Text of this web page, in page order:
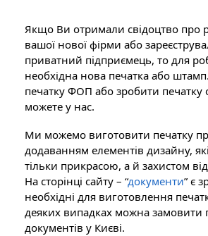
Якщо Ви отримали свідоцтво про
вашої нової фірми або
приватний підприємець, то для
необхідна нова печатка або
печатку ФОП або зробити печатку
можете у нас.
Ми можемо виготовити печатку
додаванням елементів дизайну,
тільки прикрасою, а й захистом
На сторінці сайту – “документи” є
необхідні для виготовлення
деяких випадках можна замовити
документів у Києві.